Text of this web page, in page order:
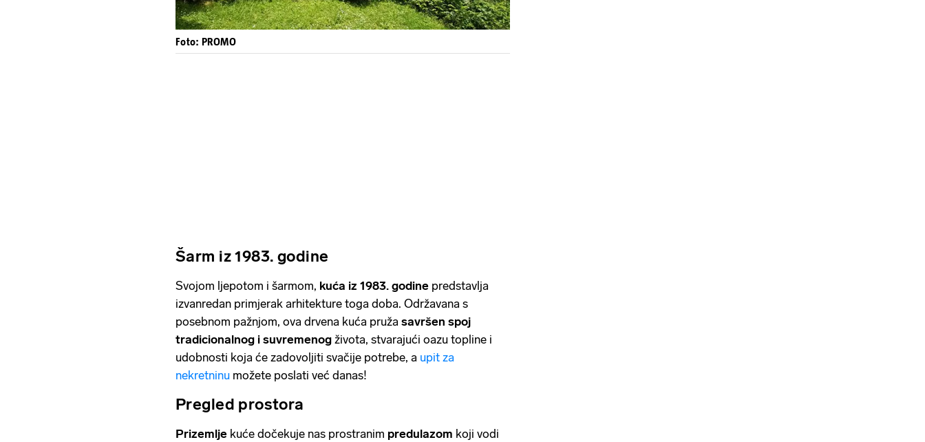
Foto: PROMO
Šarm iz 1983. godine
Svojom ljepotom i šarmom, kuća iz 1983. godine predstavlja
izvanredan primjerak arhitekture toga doba. Održavana s
posebnom pažnjom, ova drvena kuća pruža savršen spoj
tradicionalnog i suvremenog života, stvarajući oazu topline i
udobnosti koja će zadovoljiti svačije potrebe, a upit za
nekretninu možete poslati već danas!
Pregled prostora
Prizemlje kuće dočekuje nas prostranim predulazom koji vodi